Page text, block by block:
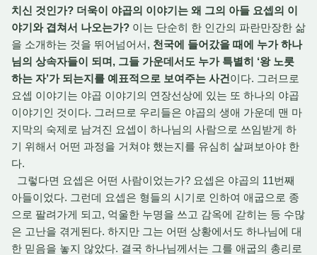
치신 것인가? 더욱이 야곱의 이야기는 왜 그의 아들 요셉의 이
야기와 겹쳐서 나오는가? 이는 단순히 한 인간의 파란만장한 삶
을 소개하는 것을 뛰어넘어서, 천국에 들어갔을 때에 누가 하나
님의 상속자들이 되며, 그들 가운데서도 누가 특별히 ‘왕 노릇
하는 자’가 되는지를 예표적으로 보여주는 사건이다. 그러므로
요셉 이야기는 야곱 이야기의 연장선상에 있는 또 하나의 야곱
이야기인 것이다. 그러므로 우리들은 야곱의 생애 가운데 맨 마
지막의 숙제로 남겨진 요셉이 하나님의 사람으로 쓰임받게 하
기 위해서 어떤 과정을 거쳐야 했는지를 유심히 살펴보아야 한
다.
그렇다면 요셉은 어떤 사람이었는가? 요셉은 야곱의 11번째
아들이었다. 그런데 요셉은 형들의 시기로 인하여 애굽으로 종
으로 팔려가게 되고, 억울한 누명을 쓰고 감옥에 갇히는 등 수많
은 고난을 겪게된다. 하지만 그는 어떤 상황에서도 하나님에 대
한 믿음을 놓지 않았다. 결국 하나님께서는 그를 애굽의 총리로